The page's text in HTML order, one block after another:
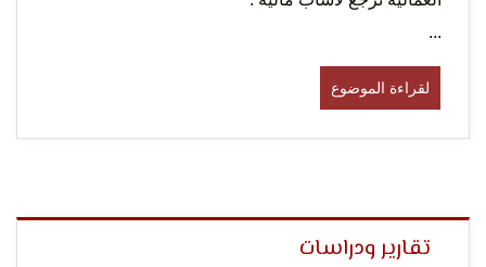
...
لقراءة الموضوع
تقارير ودراسات